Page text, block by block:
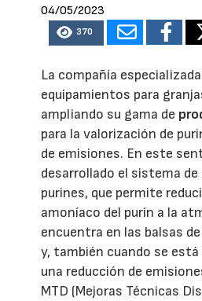
04/05/2023
370
La compañía
equipamientos para
ampliando su gama de
para la valorización de
de emisiones. En este
desarrollado el sistema
purines, que permite
amoníaco del purín a la
encuentra en las balsas
y, también cuando se
una reducción de
MTD (Mejoras Técnicas